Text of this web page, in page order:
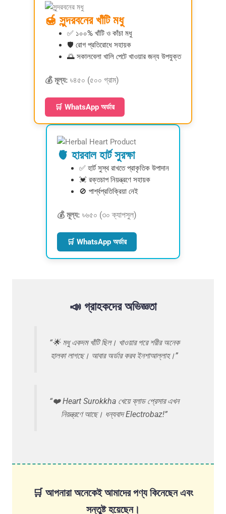
🍯 সুন্দরবনের খাঁটি মধু
✅ ১০০% খাঁটি ও কাঁচা মধু
🛡️ রোগ প্রতিরোধে সহায়ক
🌅 সকালবেলা খালি পেটে খাওয়ার জন্য উপযুক্ত
💰 মূল্য: ৳৪৫০ (৫০০ গ্রাম)
🛒 WhatsApp অর্ডার
🫀 হারবাল হার্ট সুরক্ষা
✅ হার্ট সুস্থ রাখতে প্রাকৃতিক উপাদান
💓 রক্তচাপ নিয়ন্ত্রণে সহায়ক
🚫 পার্শ্বপ্রতিক্রিয়া নেই
💰 মূল্য: ৳৬৫০ (৩০ ক্যাপসুল)
🛒 WhatsApp অর্ডার
📣 গ্রাহকদের অভিজ্ঞতা
“🌟 মধু একদম খাঁটি ছিল। খাওয়ার পরে শরীর অনেক
হালকা লাগছে। আবার অর্ডার করব ইনশাআল্লাহ।”
“❤️ Heart Surokkha খেয়ে ব্লাড প্রেসার এখন
নিয়ন্ত্রণে আছে। ধন্যবাদ Electrobaz!”
🛒 আপনারা অনেকেই আমাদের পণ্য কিনেছেন এবং
সন্তুষ্ট হয়েছেন।